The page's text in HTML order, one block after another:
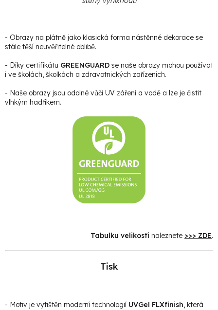
- Obrazy na plátně jako klasická forma nástěnné dekorace se
stále těší neuvěřitelné oblibě.
- Díky certifikátu GREENGUARD se naše obrazy mohou používat
i ve školách, školkách a zdravotnických zařízeních.
- Naše obrazy jsou odolné vůči UV záření a vodě a lze je čistit
vlhkým hadříkem.
Tabulku velikostí naleznete >>> ZDE.
Tisk
- Motiv je vytištěn moderní technologií UVGel FLXfinish, která